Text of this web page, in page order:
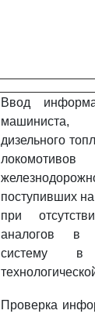
Ввод
машиниста,
дизельного
поступивших
при
аналогов в
систему в
Проверка